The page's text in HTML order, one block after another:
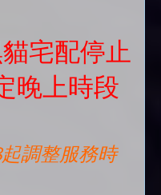
宅配停止
晚上時段
調整服務時